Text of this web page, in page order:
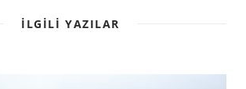
İLGILI YAZILAR